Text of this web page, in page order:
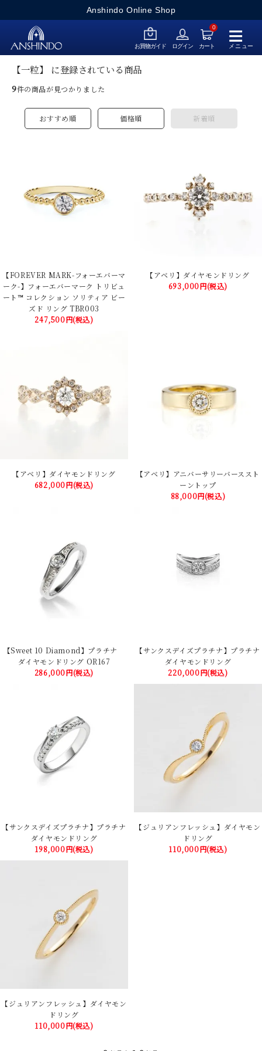
Anshindo Online Shop
≡
メニュー
お買物ガイド ログイン
0
カート
【一粒】 に登録されている商品
9件の商品が見つかりました
おすすめ順 価格順 新着順
【FOREVER MARK-フォーエバーマ
ーク-】フォーエバーマーク トリビュ
ート™ コレクション ソリティア ビー
ズド リング TBR003
247,500円(税込)
【アベリ】ダイヤモンドリング
693,000円(税込)
【アベリ】ダイヤモンドリング
682,000円(税込)
【アベリ】アニバーサリーバーススト
ーントップ
88,000円(税込)
【Sweet 10 Diamond】プラチナ
ダイヤモンドリング OR167
286,000円(税込)
【サンクスデイズプラチナ】プラチナ
ダイヤモンドリング
220,000円(税込)
【サンクスデイズプラチナ】プラチナ
ダイヤモンドリング
198,000円(税込)
【ジュリアンフレッシュ】ダイヤモン
ドリング
110,000円(税込)
【ジュリアンフレッシュ】ダイヤモン
ドリング
110,000円(税込)